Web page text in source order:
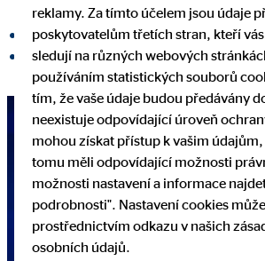
Sdílet na Facebooku
Sdílet na LinkedInu
reklamy. Za tímto účelem jsou údaje
poskytovatelům třetích stran, kteří
sledují na různých webových
používáním statistických souborů
tím, že vaše údaje budou předávány
neexistuje odpovídající úroveň
mohou získat přístup k vašim
tomu měli odpovídající možnosti
možnosti nastavení a informace
podrobnosti". Nastavení cookies
prostřednictvím odkazu v našich
osobních údajů.